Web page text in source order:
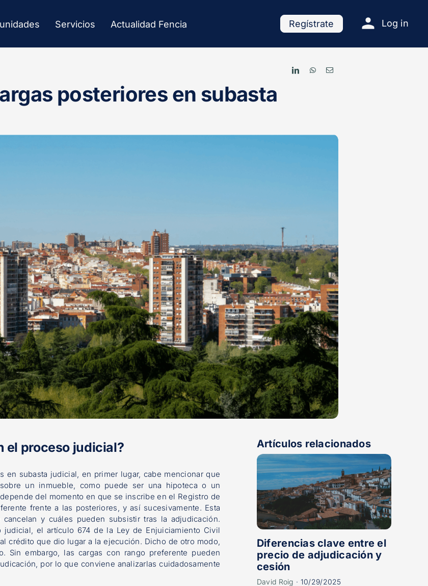
Servicios Actualidad Fencia Regístrate Log in
posteriores en subasta
el proceso judicial?
en subasta judicial, en primer lugar, cabe mencionar que
un inmueble, como puede ser una hipoteca o un
del momento en que se inscribe en el Registro de
frente a las posteriores, y así sucesivamente. Esta
y cuáles pueden subsistir tras la adjudicación.
el artículo 674 de la Ley de Enjuiciamiento Civil
crédito que dio lugar a la ejecución. Dicho de otro modo,
Sin embargo, las cargas con rango preferente pueden
por lo que conviene analizarlas cuidadosamente
Artículos relacionados
Diferencias clave entre el
precio de adjudicación y
cesión
David Roig · 10/29/2025